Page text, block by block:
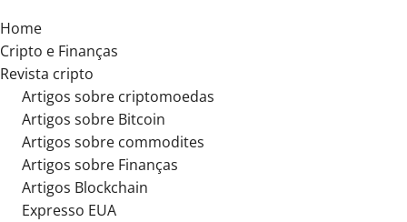
Home
Cripto e Finanças
Revista cripto
Artigos sobre criptomoedas
Artigos sobre Bitcoin
Artigos sobre commodites
Artigos sobre Finanças
Artigos Blockchain
Expresso EUA